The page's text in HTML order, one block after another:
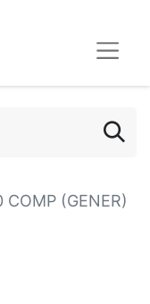
COMP (GENER)